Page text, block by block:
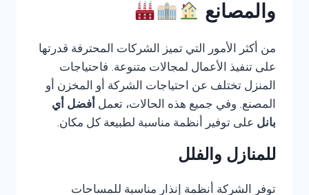
والمصانع
من أكثر الأمور التي تميز الشركات المحترفة قدرتها
على تنفيذ الأعمال لمجالات متنوعة. فاحتياجات
المنزل تختلف عن احتياجات الشركة أو المخزن أو
المصنع. وفي جميع هذه الحالات، تعمل أفضل أي
بانل على توفير أنظمة مناسبة لطبيعة كل مكان.
للمنازل والفلل
توفر الشركة أنظمة إنذار مناسبة للمساحات